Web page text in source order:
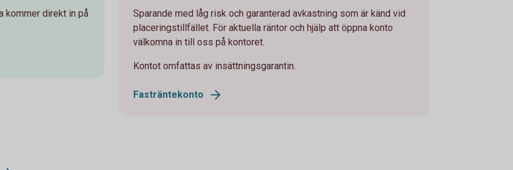
kommer direkt in på
Sparande med låg risk och garanterad avkastning som är känd vid
placeringstillfället. För aktuella räntor och hjälp att öppna konto
välkomna in till oss på kontoret.
Kontot omfattas av insättningsgarantin.
Fasträntekonto